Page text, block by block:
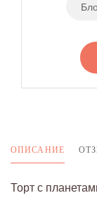
ОПИСАНИЕ
Торт с